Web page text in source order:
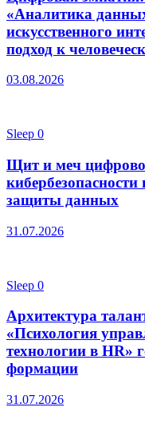
«Аналитика
искусственного
подход к
03.08.2026
Sleep 0
Щит и меч
защиты данных
31.07.2026
Sleep 0
Архитектура
«Психология
технологии в HR»
формации
31.07.2026